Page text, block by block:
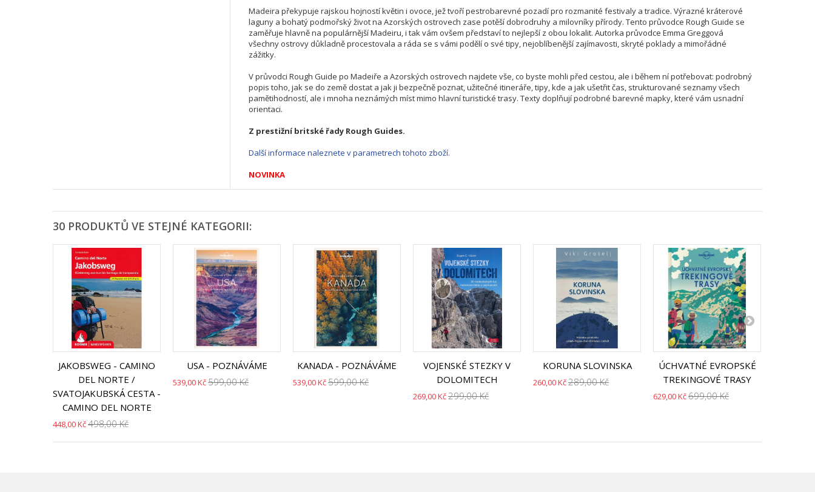
Madeira překypuje rajskou hojností květin i ovoce, jež tvoří pestrobarevné pozadí pro rozmanité festivaly a tradice. Výrazné kráterové
laguny a bohatý podmořský život na Azorských ostrovech zase potěší dobrodruhy a milovníky přírody. Tento průvodce Rough Guide se
zaměřuje hlavně na populárnější Madeiru, i tak vám ovšem představí to nejlepší z obou lokalit. Autorka průvodce Emma Greggová
všechny ostrovy důkladně procestovala a ráda se s vámi podělí o své tipy, nejoblíbenější zajímavosti, skryté poklady a mimořádné
zážitky.
V průvodci Rough Guide po Madeiře a Azorských ostrovech najdete vše, co byste mohli před cestou, ale i během ní potřebovat: podrobný
popis toho, jak se do země dostat a jak ji bezpečně poznat, užitečné itineráře, tipy, kde a jak ušetřit čas, strukturované seznamy všech
pamětihodností, ale i mnoha neznámých míst mimo hlavní turistické trasy. Texty doplňují podrobné barevné mapky, které vám usnadní
orientaci.
Z prestižní britské řady Rough Guides.
Další informace naleznete v parametrech tohoto zboží.
NOVINKA
30 PRODUKTŮ VE STEJNÉ KATEGORII:
JAKOBSWEG - CAMINO
DEL NORTE /
SVATOJAKUBSKÁ CESTA -
CAMINO DEL NORTE
448,00 Kč498,00 Kč
USA - POZNÁVÁME
539,00 Kč599,00 Kč
KANADA - POZNÁVÁME
539,00 Kč599,00 Kč
VOJENSKÉ STEZKY V
DOLOMITECH
269,00 Kč299,00 Kč
KORUNA SLOVINSKA
260,00 Kč289,00 Kč
ÚCHVATNÉ EVROPSKÉ
TREKINGOVÉ TRASY
629,00 Kč699,00 Kč